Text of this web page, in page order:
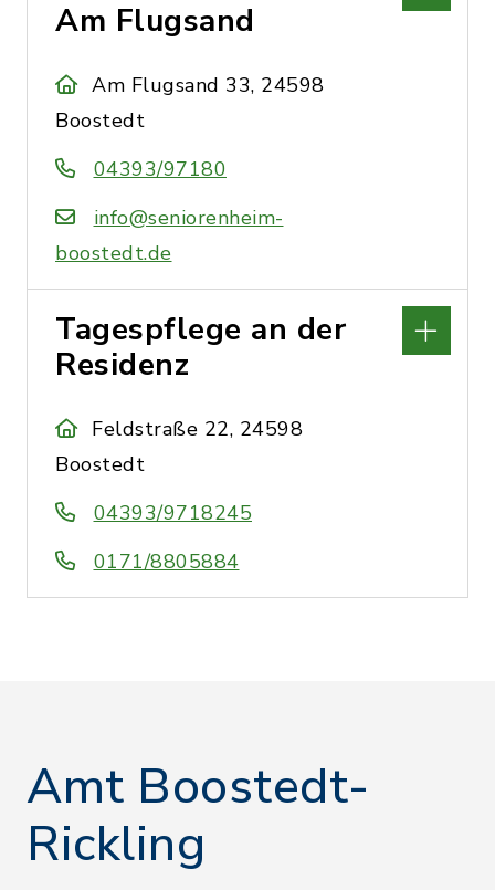
Am Flugsand
Am Flugsand 33, 24598
Boostedt
04393/97180
info@seniorenheim-
boostedt.de
Tagespflege an der
Residenz
Feldstraße 22, 24598
Boostedt
04393/9718245
0171/8805884
Amt Boostedt-
Rickling